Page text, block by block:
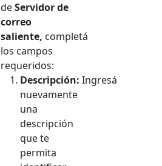
deServidor de
correo
saliente, completá
los campos
requeridos:
Descripción: Ingresá
nuevamente
una
descripción
que te
permita